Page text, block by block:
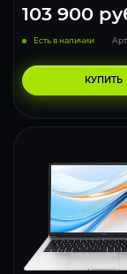
103 900
Есть в наличии
КУПИТЬ